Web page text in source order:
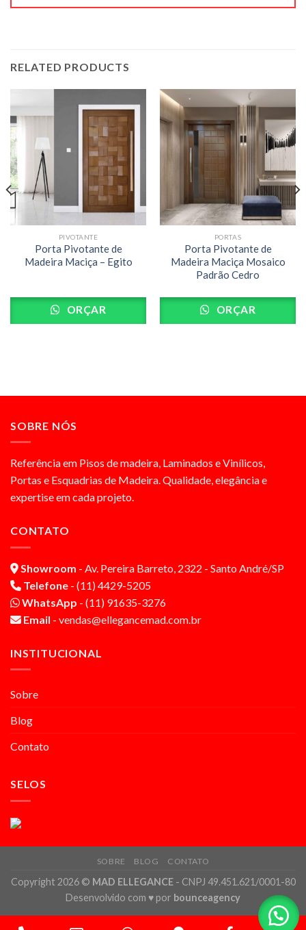
RELATED PRODUCTS
PIVOTANTE
Porta Pivotante de
Madeira Maciça – Egito
ORÇAR
PORTAS
Porta Pivotante de
Madeira Maciça Mosaico
Padrão Cedro
ORÇAR
SOBRE NÓS
Referência em Pisos de madeira, Laminados e Vinílicos,
Portas e Esquadrias de Madeira. Qualidade, elegância e
expertise em cada projeto.
CONTATO
Showroom - Av. Pereira Barreto, 2322 - Santo André/SP
Telefone - (11) 4429-5205
WhatsApp - (11) 91635-3276
Email - vendas@ellegancemad.com.br
INSTITUCIONAL
Sobre
Blog
Contato
SELOS
SOBRE BLOG CONTATO
Copyright 2026 © MAD ELLEGANCE- CNPJ 49.451.621/0001-80
Desenvolvido com ♥ por bounceagency